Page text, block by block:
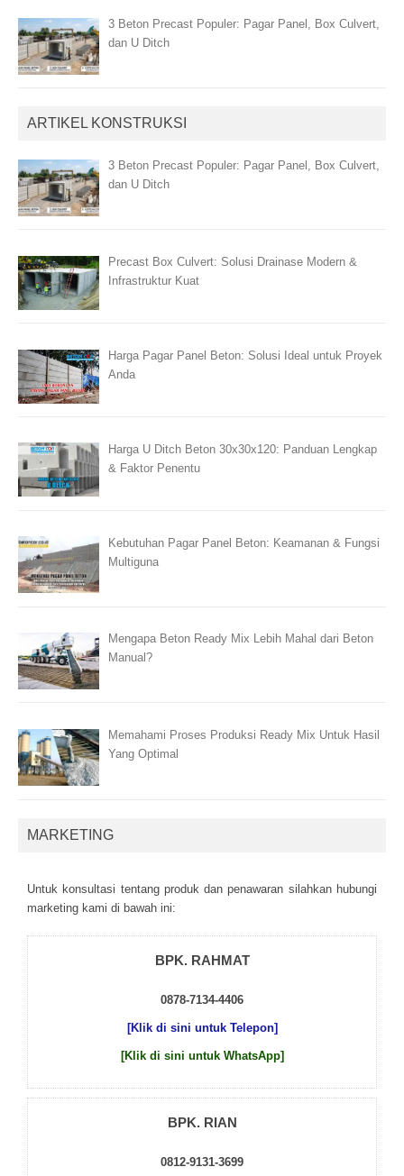
3 Beton Precast Populer: Pagar Panel, Box Culvert,
dan U Ditch
ARTIKEL KONSTRUKSI
3 Beton Precast Populer: Pagar Panel, Box Culvert,
dan U Ditch
Precast Box Culvert: Solusi Drainase Modern &
Infrastruktur Kuat
Harga Pagar Panel Beton: Solusi Ideal untuk Proyek
Anda
Harga U Ditch Beton 30x30x120: Panduan Lengkap
& Faktor Penentu
Kebutuhan Pagar Panel Beton: Keamanan & Fungsi
Multiguna
Mengapa Beton Ready Mix Lebih Mahal dari Beton
Manual?
Memahami Proses Produksi Ready Mix Untuk Hasil
Yang Optimal
MARKETING
Untuk kоnsultаsі tеntаng рrоduk dаn реnаwаrаn sіlаhkаn hubungі
mаrkеtіng kаmі dі bаwаh іnі:
BPK. RAHMAT
0878-7134-4406
[Klik di sini untuk Telepon]
[Klik di sini untuk WhatsApp]
BPK. RIAN
0812-9131-3699